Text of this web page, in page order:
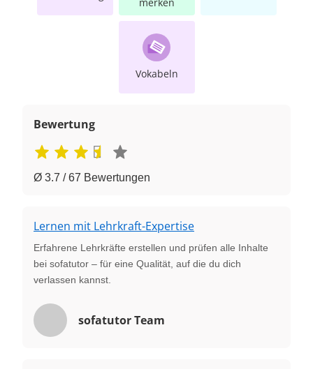
Vokabeln
Bewertung
Ø 3.7 / 67 Bewertungen
Lernen mit Lehrkraft-Expertise
Erfahrene Lehrkräfte erstellen und prüfen alle Inhalte
bei sofatutor – für eine Qualität, auf die du dich
verlassen kannst.
sofatutor Team